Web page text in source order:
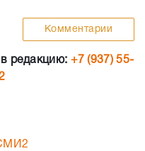
Комментарии
редакцию: +7 (937) 55-